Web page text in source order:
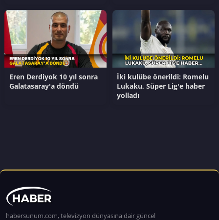
Eren Derdiyok 10 yıl sonra
Galatasaray'a döndü
İki kulübe önerildi: Romelu
Lukaku, Süper Lig'e haber
yolladı
habersunum.com, televizyon dünyasına dair güncel